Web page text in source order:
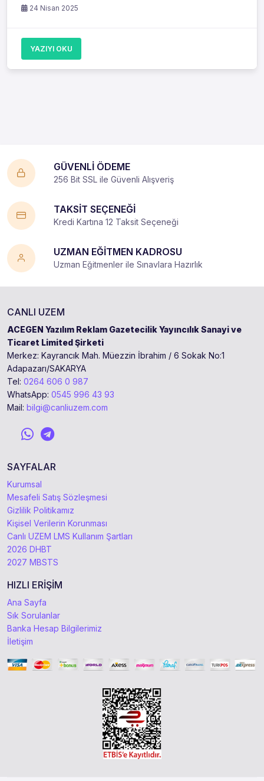
24 Nisan 2025
YAZIYI OKU
GÜVENLİ ÖDEME
256 Bit SSL ile Güvenli Alışveriş
TAKSİT SEÇENEĞİ
Kredi Kartına 12 Taksit Seçeneği
UZMAN EĞİTMEN KADROSU
Uzman Eğitmenler ile Sınavlara Hazırlık
CANLI UZEM
ACEGEN Yazılım Reklam Gazetecilik Yayıncılık Sanayi ve
Ticaret Limited Şirketi
Merkez: Kayrancık Mah. Müezzin İbrahim / 6 Sokak No:1
Adapazarı/SAKARYA
Tel: 0264 606 0 987
WhatsApp: 0545 996 43 93
Mail: bilgi@canliuzem.com
SAYFALAR
Kurumsal
Mesafeli Satış Sözleşmesi
Gizlilik Politikamız
Kişisel Verilerin Korunması
Canlı UZEM LMS Kullanım Şartları
2026 DHBT
2027 MBSTS
HIZLI ERİŞİM
Ana Sayfa
Sık Sorulanlar
Banka Hesap Bilgilerimiz
İletişim